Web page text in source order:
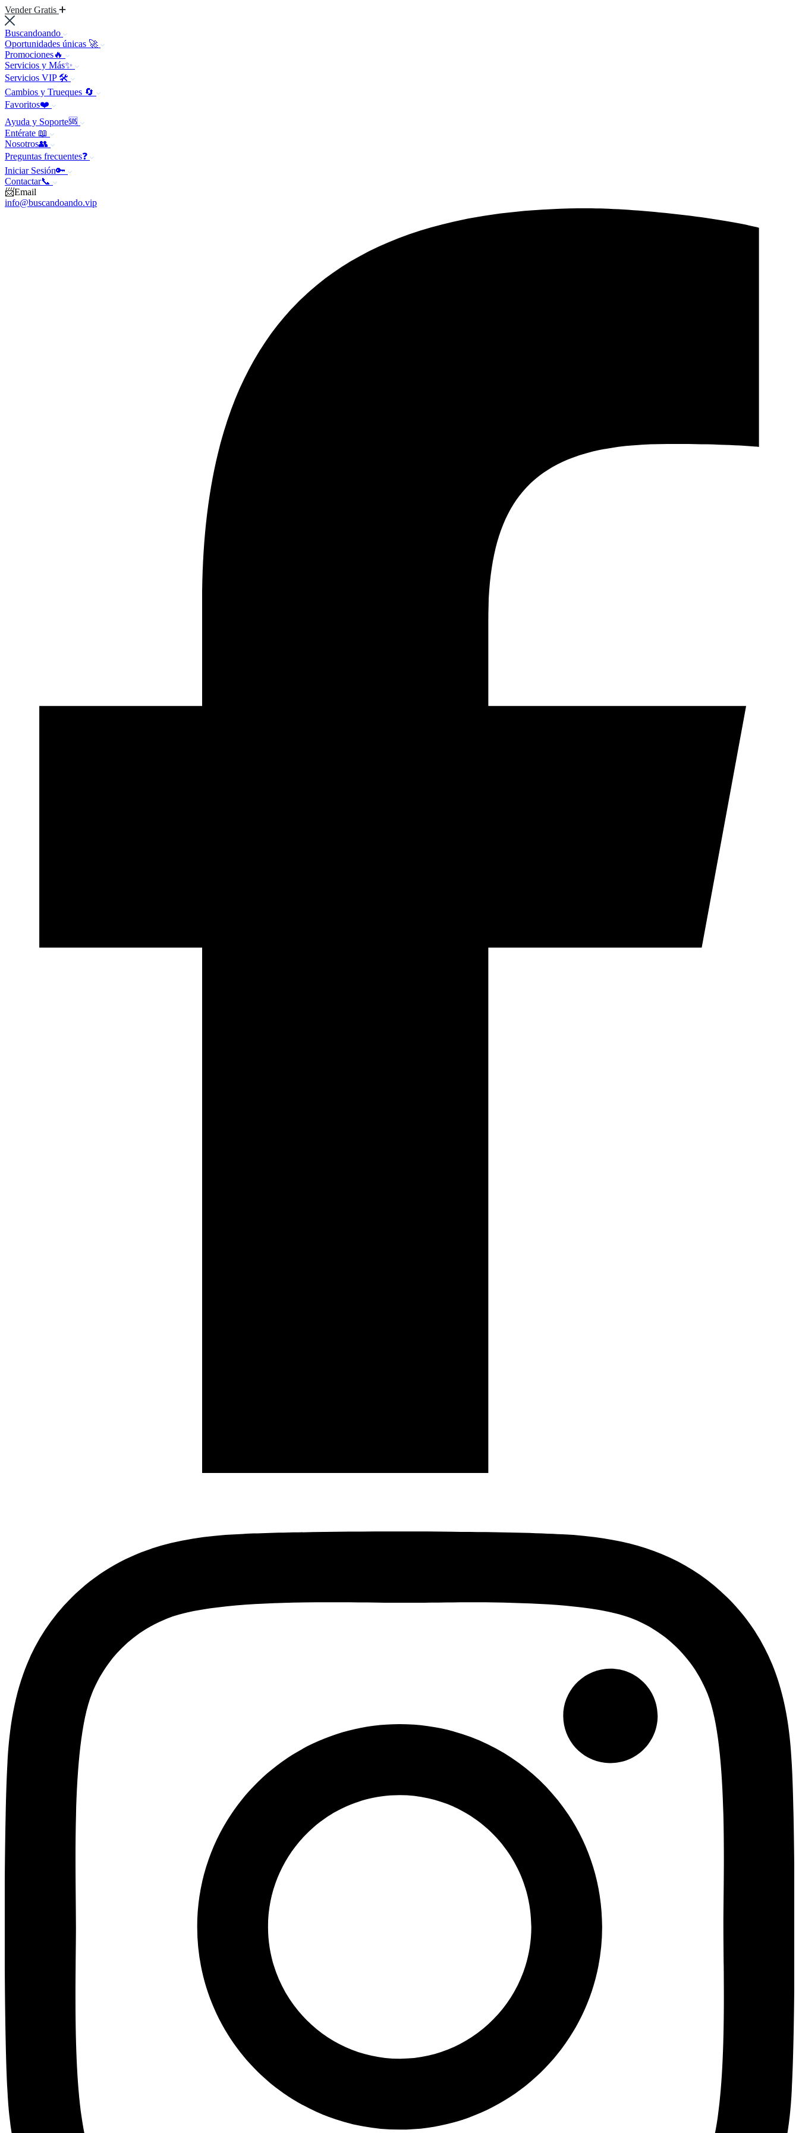
Vender Gratis
Buscandoando
Oportunidades únicas 🚀
Promociones🔥
Servicios y Más✨
Servicios VIP 🛠️
Cambios y Trueques 🔄
Favoritos❤️
Ayuda y Soporte🆘
Entérate 📖
Nosotros👥
Preguntas frecuentes❓
Iniciar Sesión🔑
Contactar📞
📨Email
info@buscandoando.vip